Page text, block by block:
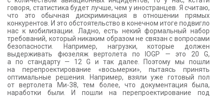
говоря, статистика будет лучше, чем у иностранцев. Я считаю,
что это обычная дискриминация в отношении прямых
конкурентов. И это обстоятельство в конечном итоге подвигло
нас к мобилизации. Ладно, есть некий формальный набор
требований, который никаким образом не связан с вопросами
безопасности. Например, нагрузки, которые должен
выдерживать фюзеляж вертолета по IOGP — это 20 G,
а по стандарту — 12 G и так далее. Поэтому мы пошли
на перепроектирование «восьмерки», пытаясь принять
оптимальные решения. Например, взяли уже готовый пол
от вертолета Ми-38, тем более, что документация была,
наработки были. И пошли на перепроектирование под